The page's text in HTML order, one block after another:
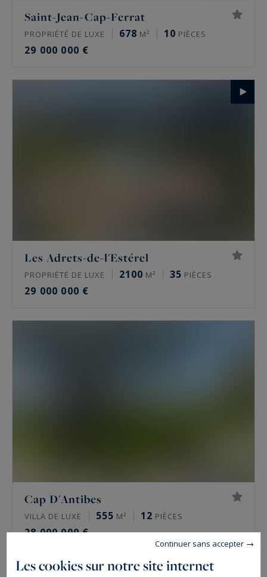
Saint-Jean-Cap-Ferrat
PROPRIÉTÉ DE LUXE 678 M² 10 PIÈCES
29 000 000 €
Les Adrets-de-l'Estérel
PROPRIÉTÉ DE LUXE 2100 M² 35 PIÈCES
29 000 000 €
Cap D'Antibes
VILLA DE LUXE 555 M² 12 PIÈCES
28 000 000 €
Les cookies sur notre site internet
Continuer sans accepter